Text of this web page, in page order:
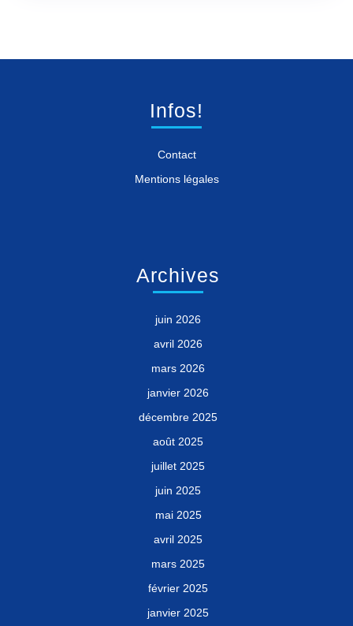
Infos!
Contact
Mentions légales
Archives
juin 2026
avril 2026
mars 2026
janvier 2026
décembre 2025
août 2025
juillet 2025
juin 2025
mai 2025
avril 2025
mars 2025
février 2025
janvier 2025